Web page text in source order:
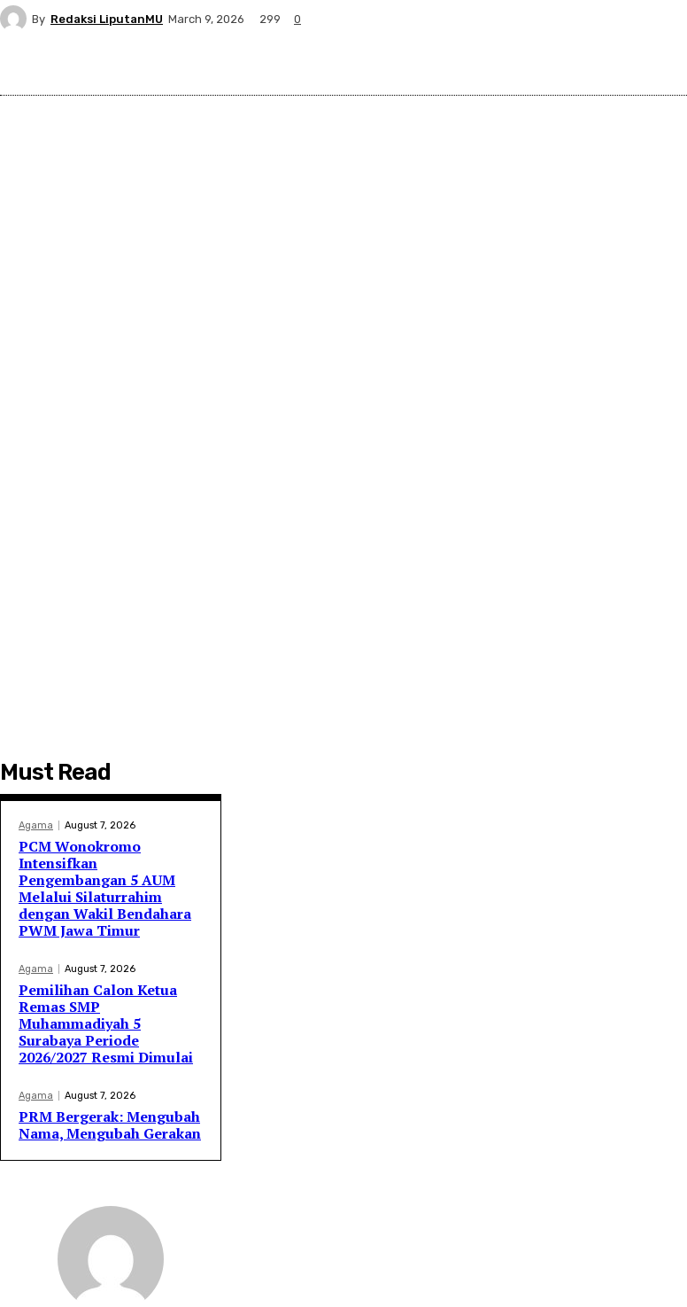
By Redaksi LiputanMU March 9, 2026 299 0
Must Read
Agama August 7, 2026
PCM Wonokromo
Intensifkan
Pengembangan 5 AUM
Melalui Silaturrahim
dengan Wakil Bendahara
PWM Jawa Timur
Agama August 7, 2026
Pemilihan Calon Ketua
Remas SMP
Muhammadiyah 5
Surabaya Periode
2026/2027 Resmi Dimulai
Agama August 7, 2026
PRM Bergerak: Mengubah
Nama, Mengubah Gerakan